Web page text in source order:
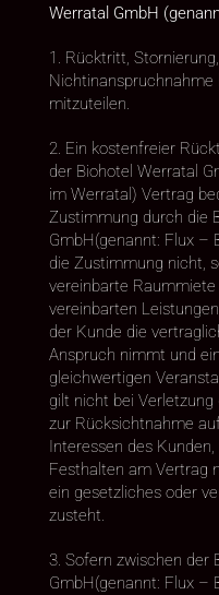
Werratal GmbH
1. Rücktritt,
mitzuteilen.
2. Ein kostenfreier
der Biohotel Werratal
im Werratal) Vertrag
Zustimmung durch die
GmbH(genannt: Flux –
die Zustimmung nicht,
vereinbarte
vereinbarten
der Kunde die
Anspruch nimmt und
gleichwertigen
gilt nicht bei
zur Rücksichtnahme
Interessen des
Festhalten am Vertrag
ein gesetzliches oder
zusteht.
3. Sofern zwischen der
GmbH(genannt: Flux –